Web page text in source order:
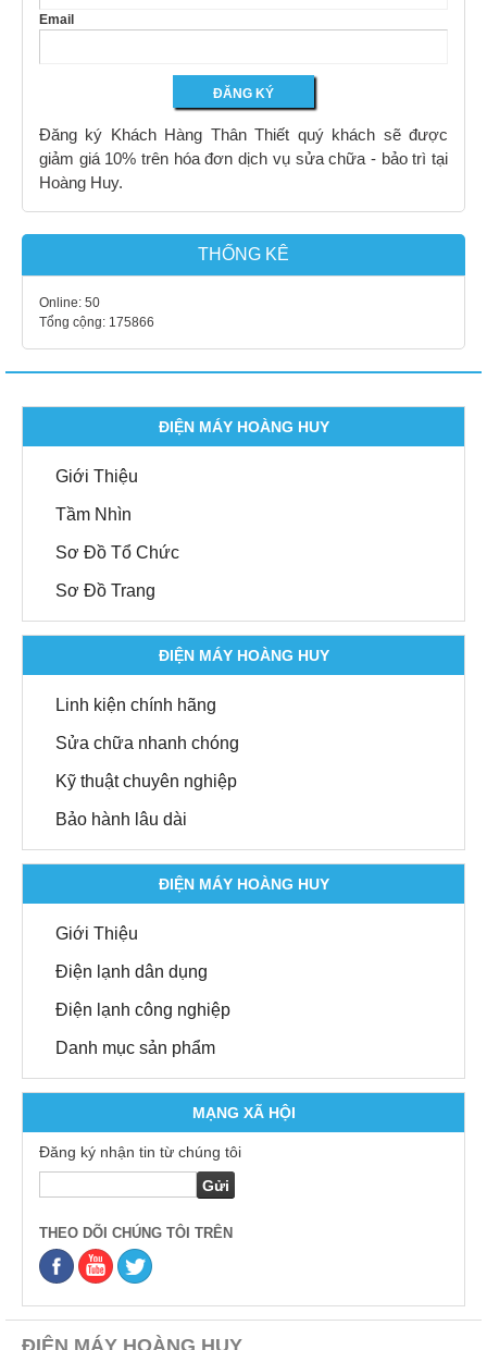
Email
Đăng ký Khách Hàng Thân Thiết quý khách sẽ được
giảm giá 10% trên hóa đơn dịch vụ sửa chữa - bảo trì tại
Hoàng Huy.
THỐNG KÊ
Online: 50
Tổng cộng: 175866
ĐIỆN MÁY HOÀNG HUY
Giới Thiệu
Tầm Nhìn
Sơ Đồ Tổ Chức
Sơ Đồ Trang
ĐIỆN MÁY HOÀNG HUY
Linh kiện chính hãng
Sửa chữa nhanh chóng
Kỹ thuật chuyên nghiệp
Bảo hành lâu dài
ĐIỆN MÁY HOÀNG HUY
Giới Thiệu
Điện lạnh dân dụng
Điện lạnh công nghiệp
Danh mục sản phẩm
MẠNG XÃ HỘI
Đăng ký nhận tin từ chúng tôi
THEO DÕI CHÚNG TÔI TRÊN
ĐIỆN MÁY HOÀNG HUY